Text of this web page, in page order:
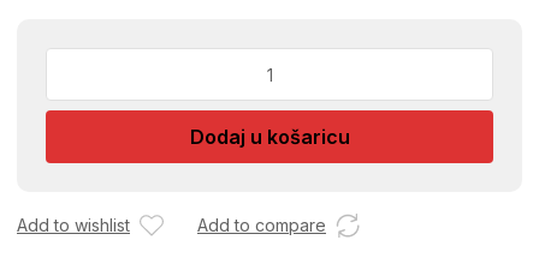
SLIKU
1
količina
Dodaj u košaricu
Add to wishlist Add to compare